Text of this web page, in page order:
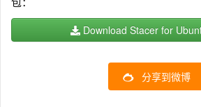
Download Stacer for
分享到微博